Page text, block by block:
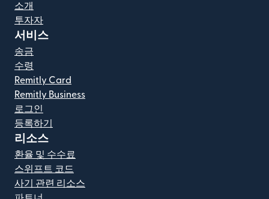
소개
투자자
서비스
송금
수령
Remitly Card
Remitly Business
로그인
등록하기
리소스
환율 및 수수료
스위프트 코드
사기 관련 리소스